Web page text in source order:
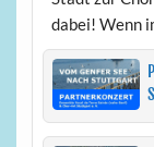
dabei! Wenn